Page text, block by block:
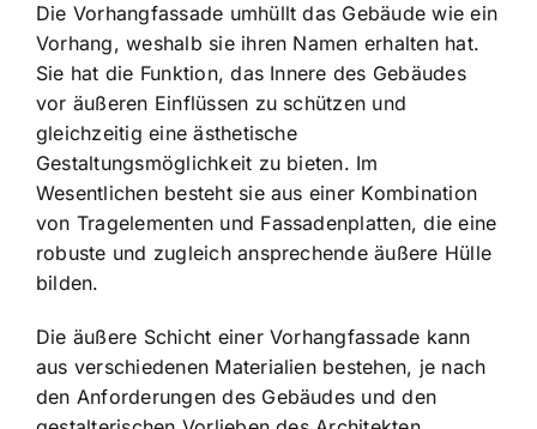
Die Vorhangfassade umhüllt das Gebäude wie ein
Vorhang, weshalb sie ihren Namen erhalten hat.
Sie hat die Funktion, das Innere des Gebäudes
vor äußeren Einflüssen zu schützen und
gleichzeitig eine ästhetische
Gestaltungsmöglichkeit zu bieten. Im
Wesentlichen besteht sie aus einer Kombination
von Tragelementen und Fassadenplatten, die eine
robuste und zugleich ansprechende äußere Hülle
bilden.
Die äußere Schicht einer Vorhangfassade kann
aus verschiedenen Materialien bestehen, je nach
den Anforderungen des Gebäudes und den